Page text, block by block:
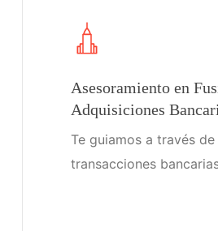
Asesoramiento en
Adquisiciones
Te guiamos a través de
transacciones